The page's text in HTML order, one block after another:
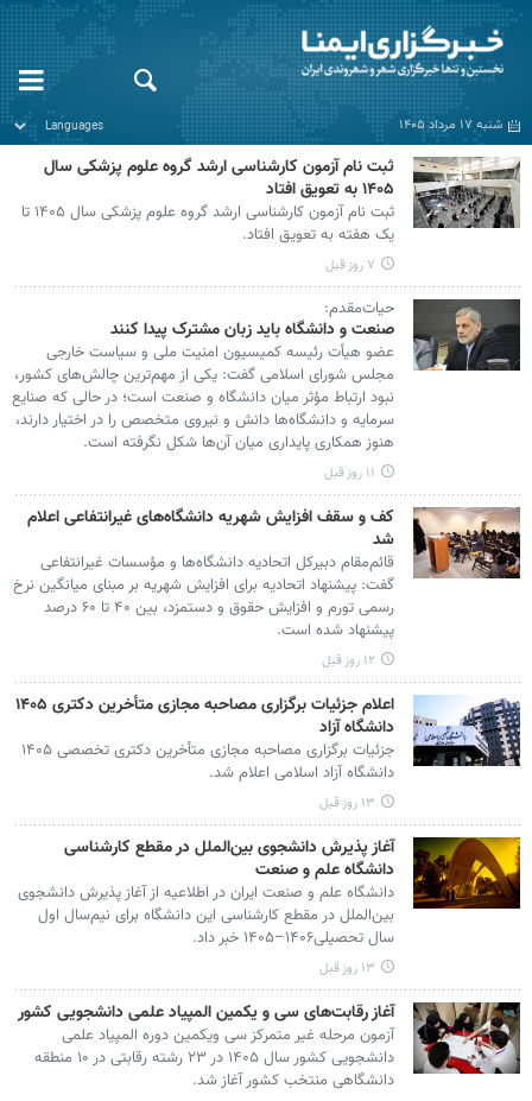
شنبه ۱۷ مرداد ۱۴۰۵
ثبت نام آزمون کارشناسی ارشد گروه علوم پزشکی سال
۱۴۰۵ به تعویق افتاد
ثبت نام آزمون کارشناسی ارشد گروه علوم پزشکی سال ۱۴۰۵ تا
یک هفته به تعویق افتاد.
۷ روز قبل
حیات‌مقدم:
صنعت و دانشگاه باید زبان مشترک پیدا کنند
عضو هیأت رئیسه کمیسیون امنیت ملی و سیاست خارجی
مجلس شورای اسلامی گفت: یکی از مهم‌ترین چالش‌های کشور،
نبود ارتباط مؤثر میان دانشگاه و صنعت است؛ در حالی که صنایع
سرمایه و دانشگاه‌ها دانش و نیروی متخصص را در اختیار دارند،
هنوز همکاری پایداری میان آن‌ها شکل نگرفته است.
۱۱ روز قبل
کف و سقف افزایش شهریه دانشگاه‌های غیرانتفاعی اعلام
شد
قائم‌مقام دبیرکل اتحادیه دانشگاه‌ها و مؤسسات غیرانتفاعی
گفت: پیشنهاد اتحادیه برای افزایش شهریه بر مبنای میانگین نرخ
رسمی تورم و افزایش حقوق و دستمزد، بین ۴۰ تا ۶۰ درصد
پیشنهاد شده است.
۱۲ روز قبل
اعلام جزئیات برگزاری مصاحبه مجازی متأخرین دکتری ۱۴۰۵
دانشگاه آزاد
جزئیات برگزاری مصاحبه مجازی متأخرین دکتری تخصصی ۱۴۰۵
دانشگاه آزاد اسلامی اعلام شد.
۱۳ روز قبل
آغاز پذیرش دانشجوی بین‌الملل در مقطع کارشناسی
دانشگاه علم و صنعت
دانشگاه علم و صنعت ایران در اطلاعیه از آغاز پذیرش دانشجوی
بین‌الملل در مقطع کارشناسی این دانشگاه برای نیم‌سال اول
سال تحصیلی۱۴۰۶–۱۴۰۵ خبر داد.
۱۳ روز قبل
آغاز رقابت‌های سی و یکمین المپیاد علمی دانشجویی کشور
آزمون مرحله غیر متمرکز سی ویکمین دوره المپیاد علمی
دانشجویی کشور سال ۱۴۰۵ در ۲۳ رشته رقابتی در ۱۰ منطقه
دانشگاهی منتخب کشور آغاز شد.